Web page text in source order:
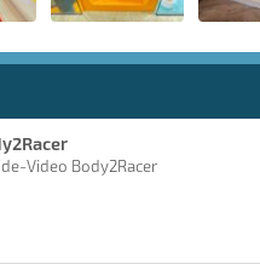
Video Body2Racer